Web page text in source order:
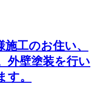
工のお住い、
外壁塗装を行い
。